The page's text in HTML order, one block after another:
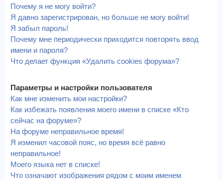
Почему я не могу войти?
Я давно зарегистрирован, но больше не могу войти!
Я забыл пароль!
Почему мне периодически приходится повторять ввод
имени и пароля?
Что делает функция «Удалить cookies форума»?
Параметры и настройки пользователя
Как мне изменить мои настройки?
Как избежать появления моего имени в списке «Кто
сейчас на форуме»?
На форуме неправильное время!
Я изменил часовой пояс, но время всё равно
неправильное!
Моего языка нет в списке!
Что означают изображения рядом с моим именем